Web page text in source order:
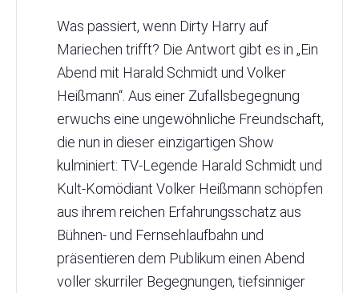
Was passiert, wenn Dirty Harry auf
Mariechen trifft? Die Antwort gibt es in „Ein
Abend mit Harald Schmidt und Volker
Heißmann“. Aus einer Zufallsbegegnung
erwuchs eine ungewöhnliche Freundschaft,
die nun in dieser einzigartigen Show
kulminiert: TV-Legende Harald Schmidt und
Kult-Komödiant Volker Heißmann schöpfen
aus ihrem reichen Erfahrungsschatz aus
Bühnen- und Fernsehlaufbahn und
präsentieren dem Publikum einen Abend
voller skurriler Begegnungen, tiefsinniger